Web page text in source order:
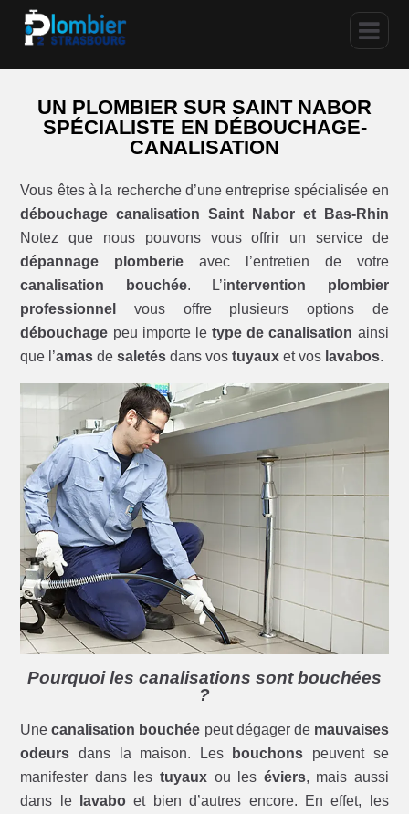
UN PLOMBIER SUR SAINT NABOR
SPÉCIALISTE EN DÉBOUCHAGE-
CANALISATION
Vous êtes à la recherche d’une entreprise spécialisée en
débouchage canalisation Saint Nabor et Bas-Rhin
Notez que nous pouvons vous offrir un service de
dépannage plomberie avec l’entretien de votre
canalisation bouchée. L’intervention plombier
professionnel
vous offre plusieurs options de
débouchage peu importe letype de canalisation ainsi
que l’amas desaletés dans vostuyaux et vos lavabos.
Pourquoi les canalisations sont bouchées
?
Unecanalisation bouchée peut dégager de mauvaises
odeurs dans la maison. Les bouchons peuvent se
manifester dans les tuyauxou les éviers, mais aussi
dans le
lavabo et bien d’autres encore. En effet, les